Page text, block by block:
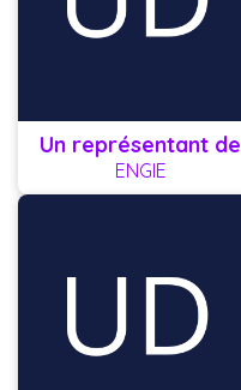
Un représentant de
ENGIE